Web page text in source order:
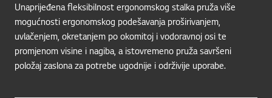
Unaprijeđena fleksibilnost ergonomskog stalka pruža više
mogućnosti ergonomskog podešavanja proširivanjem,
uvlačenjem, okretanjem po okomitoj i vodoravnoj osi te
promjenom visine i nagiba, a istovremeno pruža savršeni
položaj zaslona za potrebe ugodnije i održivije uporabe.